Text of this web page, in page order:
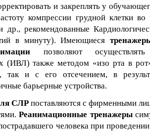
и закреплять у
компрессии грудной клетки
др., рекомендованные
в минуту). Имеющиеся
позволяют осуществлять
(ИВЛ) также методом «изо рта в
так и с его отсечением, в
барьерные устройства.
СЛР поставляются с фирменными
Реанимационные тренажеры
человека при